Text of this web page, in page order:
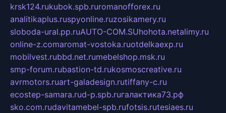
krsk124.rukubok.spb.ruromanofforex.ru
analitikaplus.ruspyonline.ruzosikamery.ru
sloboda-ural.pp.ruAUTO-COM.SUhohota.netalimy.ru
online-z.comaromat-vostoka.ruotdelkaexp.ru
mobilvest.rubbd.net.rumebelshop.msk.ru
smp-forum.rubastion-td.rukosmoscreative.ru
avrmotors.ruart-galadesign.rutiffany-c.ru
ecostep-samara.rud-p.spb.ruгалактика73.рф
sko.com.rudavitamebel-spb.rufotsis.rutesiaes.ru